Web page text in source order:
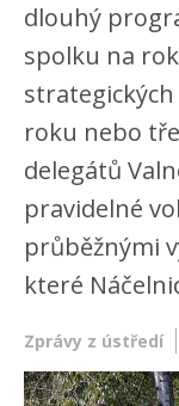
dlouhý
spolku na
roku nebo
delegátů
pravidelné
průběžnými
které
Zprávy z ústředí